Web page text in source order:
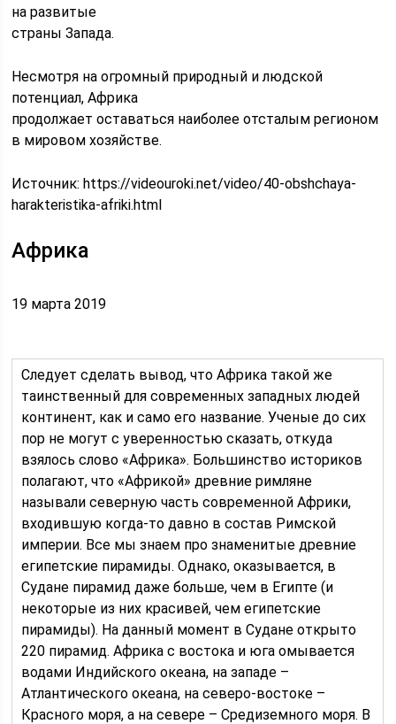
на развитые
страны Запада.
Несмотря на огромный природный и людской
потенциал, Африка
продолжает оставаться наиболее отсталым регионом
в мировом хозяйстве.
Источник:https://videouroki.net/video/40-obshchaya-
harakteristika-afriki.html
Африка
19 марта 2019
Следует сделать вывод, что Африка такой же
таинственный для современных западных людей
континент, как и само его название. Ученые до сих
пор не могут с уверенностью сказать, откуда
взялось слово «Африка». Большинство историков
полагают, что «Африкой» древние римляне
называли северную часть современной Африки,
входившую когда-то давно в состав Римской
империи. Все мы знаем про знаменитые древние
египетские пирамиды. Однако, оказывается, в
Судане пирамид даже больше, чем в Египте (и
некоторые из них красивей, чем египетские
пирамиды). На данный момент в Судане открыто
220 пирамид. Африка с востока и юга омывается
водами Индийского океана, на западе –
Атлантического океана, на северо-востоке –
Красного моря, а на севере – Средиземного моря. В